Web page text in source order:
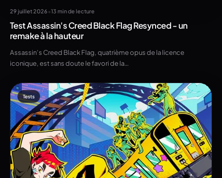
29 juillet 2026 •13 min de lecture
Test Assassin's Creed Black Flag Resynced - un
remake à la hauteur
Assassin’s Creed Black Flag, quatrième opus de la licence
iconique, est sans doute le favori de la…
Tests